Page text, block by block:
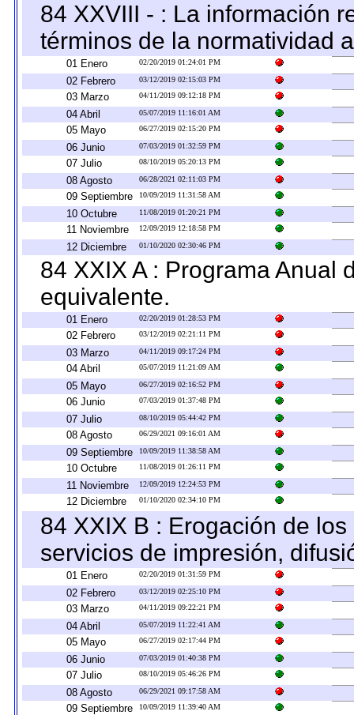
84 XXVIII - : La información
términos de la normatividad
01 Enero 02/20/2019 01:24:01 PM
02 Febrero 03/12/2019 02:15:03 PM
03 Marzo 04/11/2019 09:12:18 PM
04 Abril 05/07/2019 11:16:01 AM
05 Mayo 06/27/2019 02:15:20 PM
06 Junio 07/03/2019 01:32:59 PM
07 Julio 08/10/2019 05:20:13 PM
08 Agosto 06/28/2021 02:11:03 PM
09 Septiembre 10/09/2019 11:31:58 AM
10 Octubre 11/08/2019 01:20:21 PM
11 Noviembre 12/09/2019 12:18:58 PM
12 Diciembre 01/10/2020 02:30:46 PM
84 XXIX A : Programa Anual
equivalente.
01 Enero 02/20/2019 01:28:53 PM
02 Febrero 03/12/2019 02:21:11 PM
03 Marzo 04/11/2019 09:17:24 PM
04 Abril 05/07/2019 11:21:09 AM
05 Mayo 06/27/2019 02:16:52 PM
06 Junio 07/03/2019 01:37:48 PM
07 Julio 08/10/2019 05:44:42 PM
08 Agosto 06/29/2021 09:16:01 AM
09 Septiembre 10/09/2019 11:38:58 AM
10 Octubre 11/08/2019 01:26:11 PM
11 Noviembre 12/09/2019 12:24:53 PM
12 Diciembre 01/10/2020 02:34:10 PM
84 XXIX B : Erogación de
servicios de impresión,
01 Enero 02/20/2019 01:31:59 PM
02 Febrero 03/12/2019 02:25:10 PM
03 Marzo 04/11/2019 09:22:21 PM
04 Abril 05/07/2019 11:22:41 AM
05 Mayo 06/27/2019 02:17:44 PM
06 Junio 07/03/2019 01:40:38 PM
07 Julio 08/10/2019 05:46:26 PM
08 Agosto 06/29/2021 09:17:58 AM
09 Septiembre 10/09/2019 11:39:40 AM